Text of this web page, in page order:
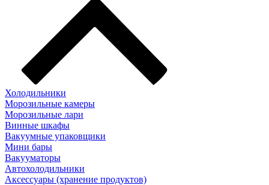
Холодильники
Морозильные камеры
Морозильные лари
Винные шкафы
Вакуумные упаковщики
Мини бары
Вакууматоры
Автохолодильники
Аксессуары (хранение продуктов)